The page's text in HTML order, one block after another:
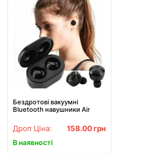
Бездротові вакуумні
Bluetooth навушники Air
боксом для зарядки
Дроп Ціна: 158.00 грн
В наявності